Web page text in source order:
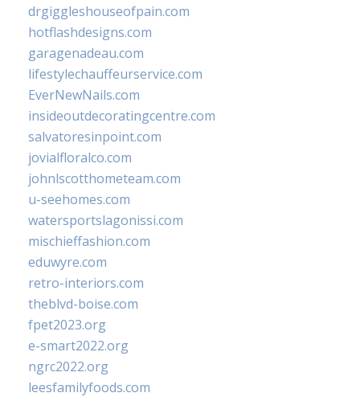
drgiggleshouseofpain.com
hotflashdesigns.com
garagenadeau.com
lifestylechauffeurservice.com
EverNewNails.com
insideoutdecoratingcentre.com
salvatoresinpoint.com
jovialfloralco.com
johnlscotthometeam.com
u-seehomes.com
watersportslagonissi.com
mischieffashion.com
eduwyre.com
retro-interiors.com
theblvd-boise.com
fpet2023.org
e-smart2022.org
ngrc2022.org
leesfamilyfoods.com